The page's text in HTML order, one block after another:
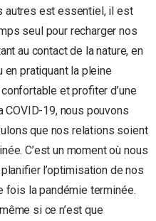
autres est essentiel, il est
seul pour recharger nos
au contact de la nature, en
en pratiquant la pleine
et profiter d’une
COVID-19, nous pouvons
que nos relations soient
C’est un moment où nous
l’optimisation de nos
fois la pandémie terminée.
si ce n’est que